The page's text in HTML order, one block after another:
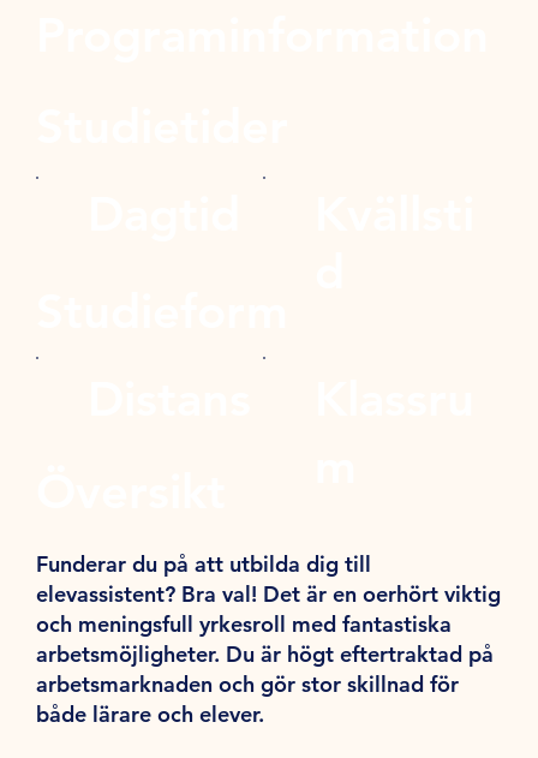
Funderar du på att utbilda dig till
elevassistent? Bra val! Det är en oerhört viktig
och meningsfull yrkesroll med fantastiska
arbetsmöjligheter. Du är högt eftertraktad på
arbetsmarknaden och gör stor skillnad för
både lärare och elever.